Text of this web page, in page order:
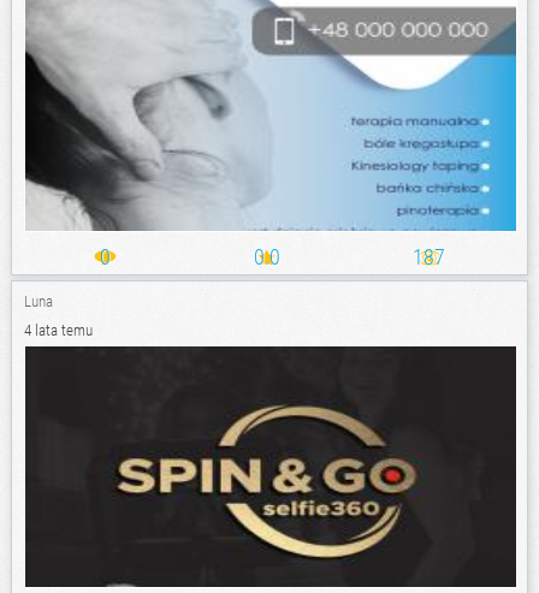
0 0.0 187
Luna
4 lata temu